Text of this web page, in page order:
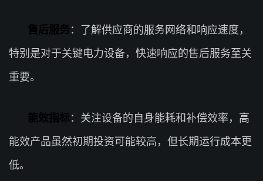
售后服务：了解供应商的服务网络和响应速度，
特别是对于关键电力设备，快速响应的售后服务至关
重要。
能效指标：关注设备的自身能耗和补偿效率，高
能效产品虽然初期投资可能较高，但长期运行成本更
低。